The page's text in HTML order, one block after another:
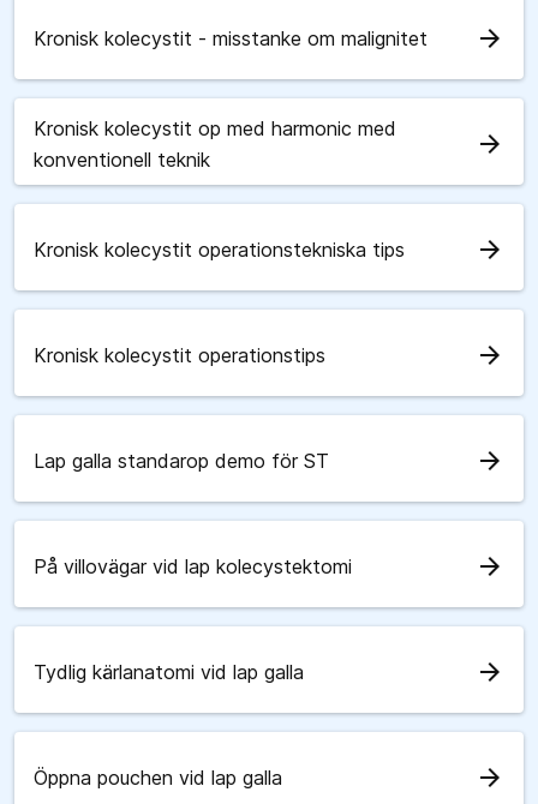
Kronisk kolecystit - misstanke om malignitet arrow_forward
Kronisk kolecystit op med harmonic med
konventionell teknik
arrow_forward
Kronisk kolecystit operationstekniska tips arrow_forward
Kronisk kolecystit operationstips arrow_forward
Lap galla standarop demo för ST arrow_forward
På villovägar vid lap kolecystektomi arrow_forward
Tydlig kärlanatomi vid lap galla arrow_forward
Öppna pouchen vid lap galla arrow_forward